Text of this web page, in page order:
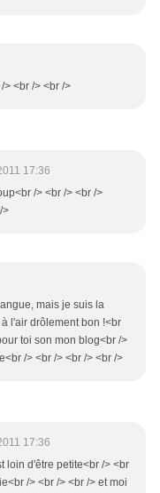
> <br /> <br />
17:36
/> <br /> <br />
>
mais je suis la
l'air drôlement bon !<br
toi son mon blog<br />
/> <br /> <br /> <br />
17:36
loin d'être petite<br /> <br
/> <br /> <br /> et moi